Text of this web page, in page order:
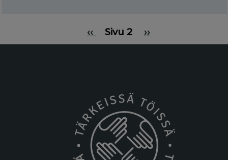
a
Previous
‹‹ Sivu 2
Next
››